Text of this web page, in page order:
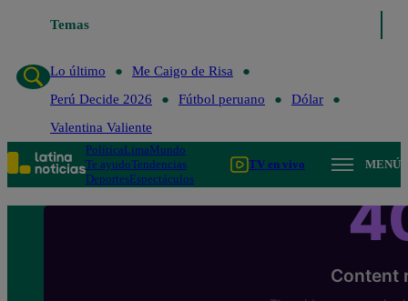
Temas
Lo último
Lo último
Me Caigo de Risa
Perú Decide 2026
Fútbol peruano
Dólar
Valentina Valiente
PolíticaLimaMundo
Te ayudoTendencias
DeportesEspectáculos
TV en vivo MENÚ